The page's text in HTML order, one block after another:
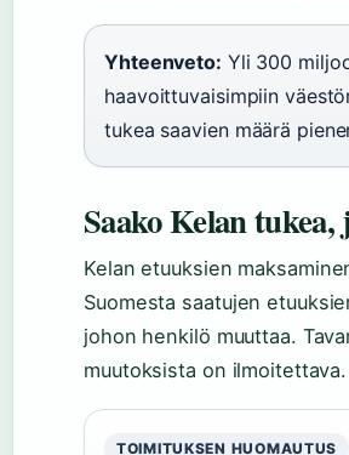
Yhteenveto: Yli 300
haavoittuvaisimpiin
tukea saavien määrä
Saako Kelan
Kelan etuuksien
Suomesta saatujen
johon henkilö muuttaa.
muutoksista on ilmoitettava.
TOIMITUKSEN HUOMAUTUS